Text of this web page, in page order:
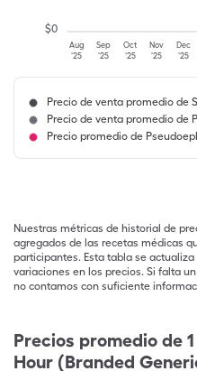
Aug
'25
Sep
'25
Oct
'25
Nov
'25
Dec
'25
$0
Precio de venta promedio de
Precio de venta promedio de
Precio promedio de
Nuestras métricas de historial de
agregados de las recetas médicas
participantes. Esta tabla se
variaciones en los precios. Si falta
no contamos con suficiente
Precios promedio de
Hour (Branded